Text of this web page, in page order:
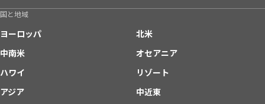
国と地域
ヨーロッパ
北米
中南米
オセアニア
ハワイ
リゾート
アジア
中近東